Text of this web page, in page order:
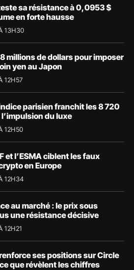
sa résistance à 0,0953 $
en forte hausse
13H30
millions de dollars pour imposer
yen au Japon
12H57
parisien franchit les 8 720
du luxe
12H50
et l’ESMA ciblent les faux
en Europe
12H34
au marché : le prix sous
une résistance décisive
12H21
ses positions sur Circle
que révèlent les chiffres